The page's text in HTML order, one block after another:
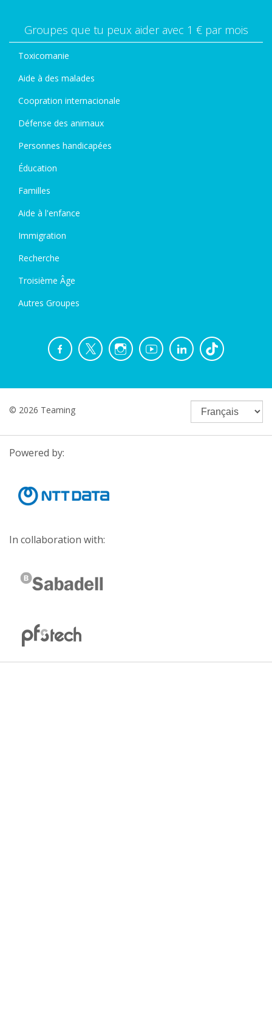
Groupes que tu peux aider avec 1 € par mois
Toxicomanie
Aide à des malades
Coopration internacionale
Défense des animaux
Personnes handicapées
Éducation
Familles
Aide à l'enfance
Immigration
Recherche
Troisième Âge
Autres Groupes
© 2026 Teaming
Powered by:
In collaboration with: